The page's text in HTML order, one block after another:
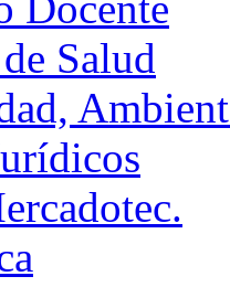
Salud